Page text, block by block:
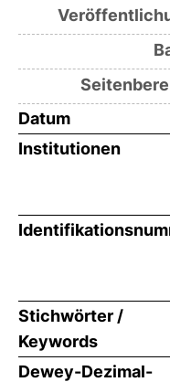
Datum
Institutionen
Stichwörter /
Keywords
Dewey-Dezimal-